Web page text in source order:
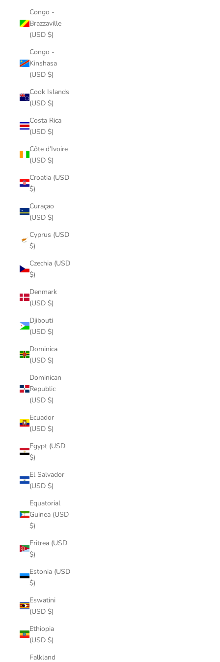
Congo -
Brazzaville
(USD $)
Congo -
Kinshasa
(USD $)
Cook Islands
(USD $)
Costa Rica
(USD $)
Côte d’Ivoire
(USD $)
Croatia (USD
$)
Curaçao
(USD $)
Cyprus (USD
$)
Czechia (USD
$)
Denmark
(USD $)
Djibouti
(USD $)
Dominica
(USD $)
Dominican
Republic
(USD $)
Ecuador
(USD $)
Egypt (USD
$)
El Salvador
(USD $)
Equatorial
Guinea (USD
$)
Eritrea (USD
$)
Estonia (USD
$)
Eswatini
(USD $)
Ethiopia
(USD $)
Falkland